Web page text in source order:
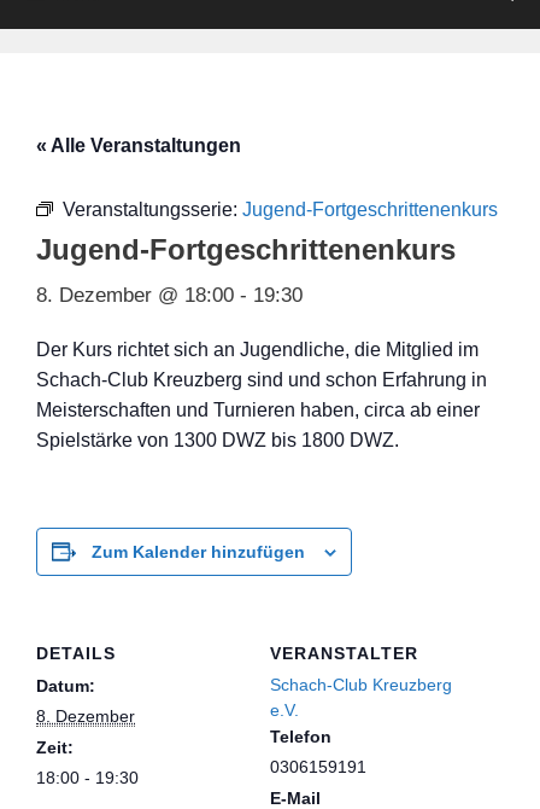
« Alle Veranstaltungen
Veranstaltungsserie: Jugend-Fortgeschrittenenkurs
Jugend-Fortgeschrittenenkurs
8. Dezember @ 18:00 - 19:30
Der Kurs richtet sich an Jugendliche, die Mitglied im
Schach-Club Kreuzberg sind und schon Erfahrung in
Meisterschaften und Turnieren haben, circa ab einer
Spielstärke von 1300 DWZ bis 1800 DWZ.
Zum Kalender hinzufügen
DETAILS
Datum:
8. Dezember
Zeit:
18:00 - 19:30
VERANSTALTER
Schach-Club Kreuzberg
e.V.
Telefon
0306159191
E-Mail